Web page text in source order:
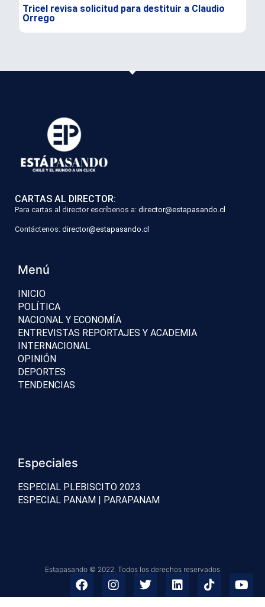
Tricel revisa solicitud para destituir a Claudio
Orrego
CARTAS AL DIRECTOR:
Para cartas al director escríbenos a: director@estapasando.cl
Contáctenos: director@estapasando.cl
Menú
INICIO
POLÍTICA
NACIONAL Y ECONOMÍA
ENTREVISTAS REPORTAJES Y ACADEMIA
INTERNACIONAL
OPINIÓN
DEPORTES
TENDENCIAS
Especiales
ESPECIAL PLEBISCITO 2023
ESPECIAL PANAM | PARAPANAM
Estapasando © 2022. Todos los derechos reservados